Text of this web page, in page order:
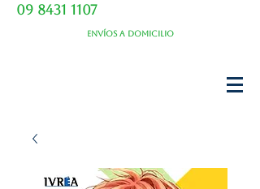
09 8431 1107
Envíos a domicilio